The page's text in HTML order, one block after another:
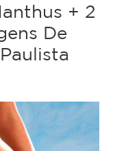
+ 2
De